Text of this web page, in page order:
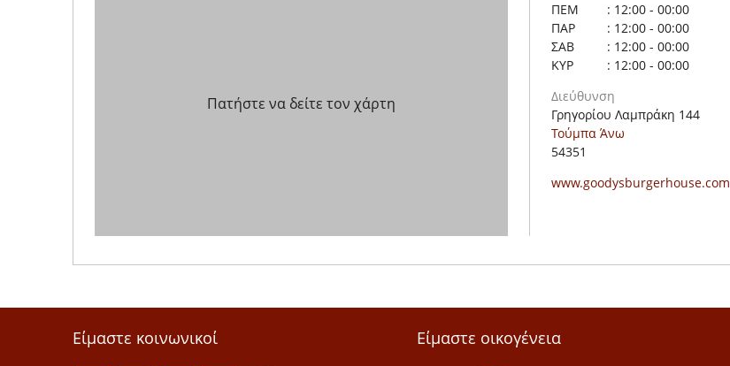
ΠΕΜ
: 12:00 - 00:00
ΠΑΡ
: 12:00 - 00:00
ΣΑΒ
: 12:00 - 00:00
ΚΥΡ
: 12:00 - 00:00
Διεύθυνση
Γρηγορίου Λαμπράκη 144
Τούμπα Άνω
54351
www.goodysburgerhouse.com
Πατήστε να δείτε τον χάρτη
Είμαστε κοινωνικοί Είμαστε οικογένεια